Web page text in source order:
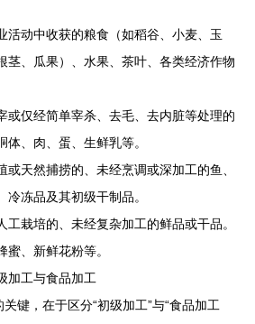
活动中收获的粮食（如稻谷、小麦、玉
茎、瓜果）、水果、茶叶、各类经济作物
或仅经简单宰杀、去毛、去内脏等处理的
、肉、蛋、生鲜乳等。
天然捕捞的、未经烹调或深加工的鱼、
冻品及其初级干制品。
栽培的、未经复杂加工的鲜品或干品。
、新鲜花粉等。
加工与食品加工
键，在于区分“初级加工”与“食品加工